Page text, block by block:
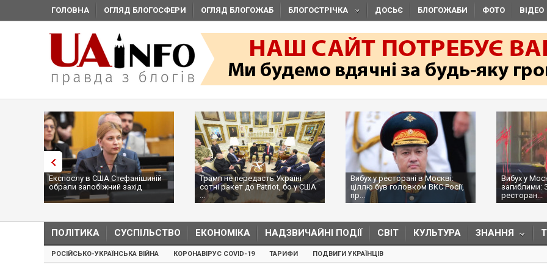
ГОЛОВНА ОГЛЯД БЛОГОСФЕРИ ОГЛЯД БЛОГОЖАБ БЛОГОСТРІЧКА ДОСЬЄ БЛОГОЖАБИ ФОТО ВІДЕО
Експослу в США Стефанішиній
обрали запобіжний захід
Трамп не передасть Україні
сотні ракет до Patriot, бо у США
...
Вибух у ресторані в Москві:
ціллю був головком ВКС Росії,
пр...
Вибух у
загиблими:
ресторан...
ПОЛІТИКА СУСПІЛЬСТВО ЕКОНОМІКА НАДЗВИЧАЙНІ ПОДІЇ СВІТ КУЛЬТУРА ЗНАННЯ
РОСІЙСЬКО-УКРАЇНСЬКА ВІЙНА КОРОНАВІРУС COVID-19 ТАРИФИ ПОДВИГИ УКРАЇНЦІВ